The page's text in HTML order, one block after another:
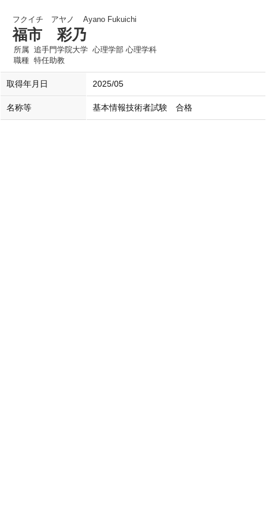
フクイチ アヤノ Ayano Fukuichi
福市 彩乃
所属 追手門学院大学 心理学部 心理学科
職種 特任助教
取得年月日 2025/05
名称等 基本情報技術者試験 合格